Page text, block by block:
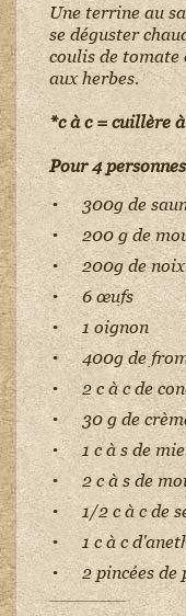
Une terrine au
se déguster
coulis de tomate
aux herbes.
*c à c = cuillère
Pour 4
300g de
200 g de
200g de
6 œufs
1 oignon
400g de
2 c à c de
30 g de
1 c à s de
2 c à s de
1/2 c à c de
1 c à c
2 pincées de